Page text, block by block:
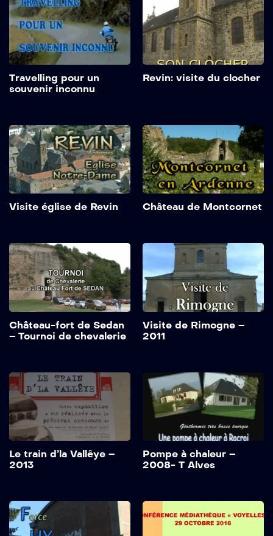
Travelling pour un
souvenir inconnu
Revin: visite du clocher
Visite église de Revin Château de Montcornet
Château-fort de Sedan
– Tournoi de chevalerie
Visite de Rimogne –
2011
Le train d’la Vallêye –
2013
Pompe à chaleur –
2008- T Alves